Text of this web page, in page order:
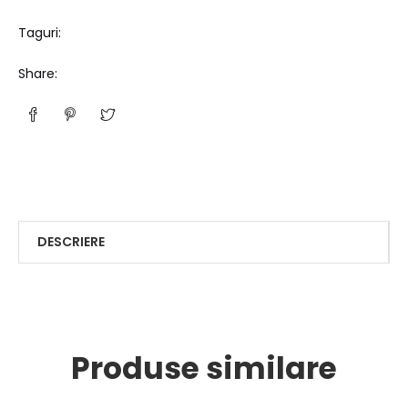
Taguri:
Share:
DESCRIERE
Produse similare